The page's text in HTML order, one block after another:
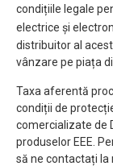
condițiile legale
electrice și
distribuitor al
vânzare pe piața
Taxa aferentă
condiții de
comercializate de
produselor EEE.
să ne contactați la